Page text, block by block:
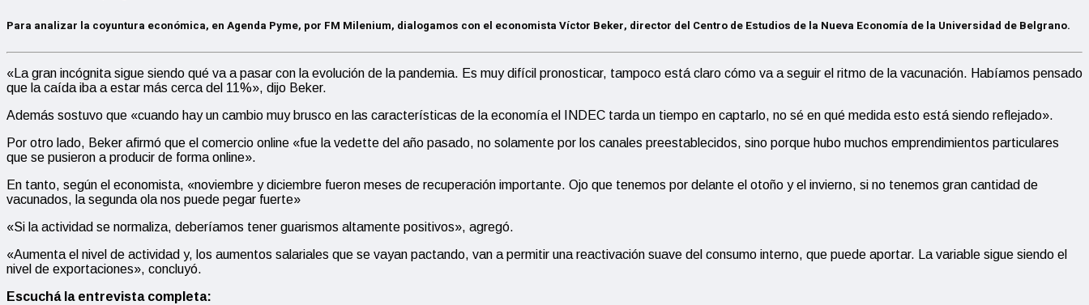
Para analizar la coyuntura económica, en Agenda Pyme, por FM Milenium, dialogamos con el economista Víctor Beker, director del Centro de Estudios de la Nueva Economía de la Universidad de Belgrano.
«La gran incógnita sigue siendo qué va a pasar con la evolución de la pandemia. Es muy difícil pronosticar, tampoco está claro cómo va a seguir el ritmo de la vacunación. Habíamos pensado
que la caída iba a estar más cerca del 11%», dijo Beker.
Además sostuvo que «cuando hay un cambio muy brusco en las características de la economía el INDEC tarda un tiempo en captarlo, no sé en qué medida esto está siendo reflejado».
Por otro lado, Beker afirmó que el comercio online «fue la vedette del año pasado, no solamente por los canales preestablecidos, sino porque hubo muchos emprendimientos particulares
que se pusieron a producir de forma online».
En tanto, según el economista, «noviembre y diciembre fueron meses de recuperación importante. Ojo que tenemos por delante el otoño y el invierno, si no tenemos gran cantidad de
vacunados, la segunda ola nos puede pegar fuerte»
«Si la actividad se normaliza, deberíamos tener guarismos altamente positivos», agregó.
«Aumenta el nivel de actividad y, los aumentos salariales que se vayan pactando, van a permitir una reactivación suave del consumo interno, que puede aportar. La variable sigue siendo el
nivel de exportaciones», concluyó.
Escuchá la entrevista completa: